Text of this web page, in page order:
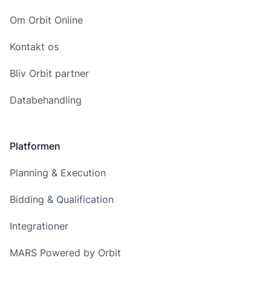
Om Orbit Online
Kontakt os
Bliv Orbit partner
Databehandling
Platformen
Planning & Execution
Bidding & Qualification
Integrationer
MARS Powered by Orbit